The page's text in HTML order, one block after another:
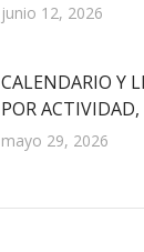
junio 12, 2026
CALENDARIO Y
POR
mayo 29, 2026